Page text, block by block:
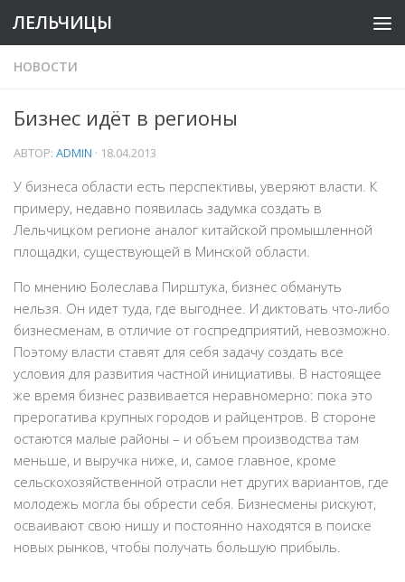
ЛЕЛЬЧИЦЫ
НОВОСТИ
Бизнес идёт в регионы
АВТОР: ADMIN · 18.04.2013
У бизнеса области есть перспективы, уверяют власти. К
примеру, недавно появилась задумка создать в
Лельчицком регионе аналог китайской промышленной
площадки, существующей в Минской области.
По мнению Болеслава Пирштука, бизнес обмануть
нельзя. Он идет туда, где выгоднее. И диктовать что-либо
бизнесменам, в отличие от госпредприятий, невозможно.
Поэтому власти ставят для себя задачу создать все
условия для развития частной инициативы. В настоящее
же время бизнес развивается неравномерно: пока это
прерогатива крупных городов и райцентров. В стороне
остаются малые районы – и объем производства там
меньше, и выручка ниже, и, самое главное, кроме
сельскохозяйственной отрасли нет других вариантов, где
молодежь могла бы обрести себя. Бизнесмены рискуют,
осваивают свою нишу и постоянно находятся в поиске
новых рынков, чтобы получать большую прибыль.